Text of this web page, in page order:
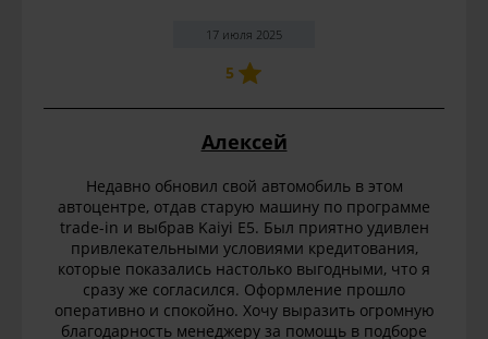
17 июля 2025
5
Алексей
Недавно обновил свой автомобиль в этом
автоцентре, отдав старую машину по программе
trade-in и выбрав Kaiyi E5. Был приятно удивлен
привлекательными условиями кредитования,
которые показались настолько выгодными, что я
сразу же согласился. Оформление прошло
оперативно и спокойно. Хочу выразить огромную
благодарность менеджеру за помощь в подборе